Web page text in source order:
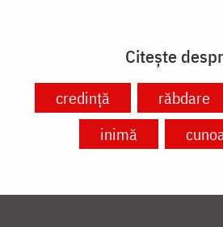
Citește
credință răbdare
inimă